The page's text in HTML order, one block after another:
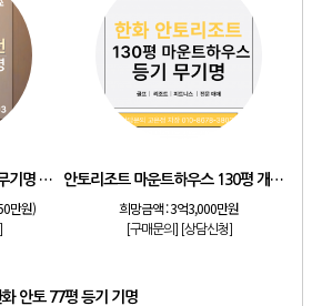
리솜리조트 제천 54평 법인 무기명 회원제
만원)
안토리조트 마운트하우스 130평 개인 기명
희망금액 :3억3,000만원
[구매문의] [상담신청]
화 안토 77평 등기 기명